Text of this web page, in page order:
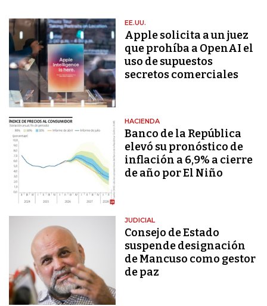
EE.UU.
Apple solicita a un juez
que prohíba a OpenAI el
uso de supuestos
secretos comerciales
HACIENDA
Banco de la República
elevó su pronóstico de
inflación a 6,9% a cierre
de año por El Niño
JUDICIAL
Consejo de Estado
suspende designación
de Mancuso como gestor
de paz